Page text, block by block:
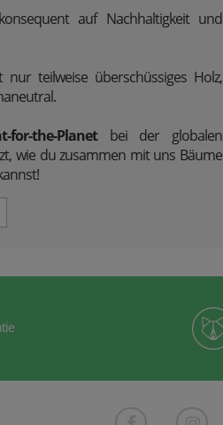
auf Nachhaltigkeit und
teilweise überschüssiges Holz,
for-the-Planetbei der globalen
wie du zusammen mit uns Bäume